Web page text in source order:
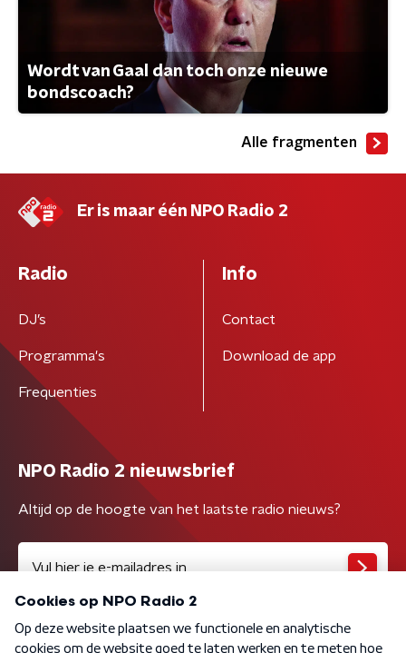
Wordt van Gaal dan toch onze nieuwe
bondscoach?
Alle fragmenten
Er is maar één NPO Radio 2
Radio
DJ’s
Programma's
Frequenties
Info
Contact
Download de app
NPO Radio 2 nieuwsbrief
Altijd op de hoogte van het laatste radio nieuws?